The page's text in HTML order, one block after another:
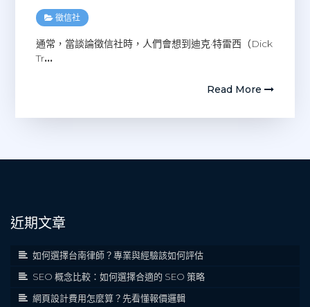
徵信社
通常，當談論徵信社時，人們會想到迪克·特雷西（Dick
Tr…
Read More
近期文章
如何選擇台南律師？專業與經驗該如何評估
SEO 概念比較：如何選擇合適的 SEO 策略
網頁設計費用怎麼算？先看懂報價邏輯